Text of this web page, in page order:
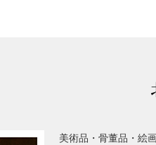
美術品・骨董品・絵